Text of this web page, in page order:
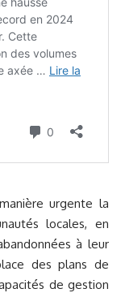
urgente la
locales, en
à leur
des plans de
de gestion